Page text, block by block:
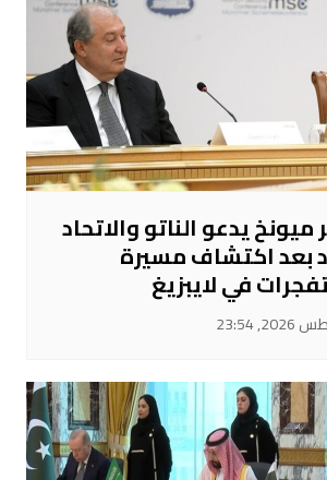
يدعو الناتو والاتحاد
بعد اكتشاف مسيرة
في لايبزيغ